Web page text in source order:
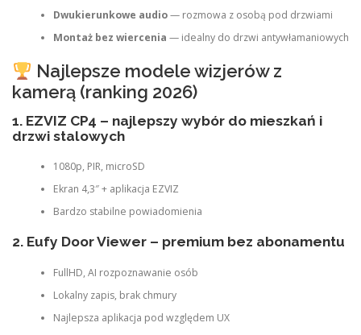
Dwukierunkowe audio— rozmowa z osobą pod drzwiami
Montaż bez wiercenia — idealny do drzwi antywłamaniowych
Najlepsze modele wizjerów z
kamerą (ranking 2026)
1. EZVIZ CP4 – najlepszy wybór do mieszkań i
drzwi stalowych
1080p, PIR, microSD
Ekran 4,3″ + aplikacja EZVIZ
Bardzo stabilne powiadomienia
2. Eufy Door Viewer – premium bez abonamentu
FullHD, AI rozpoznawanie osób
Lokalny zapis, brak chmury
Najlepsza aplikacja pod względem UX